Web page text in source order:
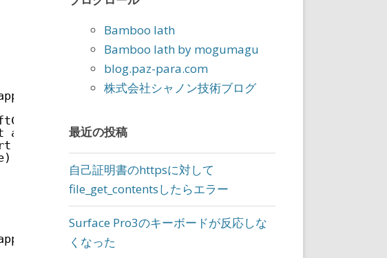
higher up
|| // put wider events first
day events first (booleans cast to 0/1)
event start date
// if a tie, sort by event title
higher up
Bamboo lath
Bamboo lath by mogumagu
blog.paz-para.com
株式会社シャノン技術ブログ
最近の投稿
自己証明書のhttpsに対して
file_get_contentsしたらエラー
Surface Pro3のキーボードが反応しな
くなった